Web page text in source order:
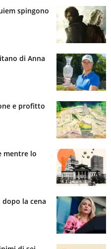
spingono
di Anna
e profitto
mentre lo
la cena